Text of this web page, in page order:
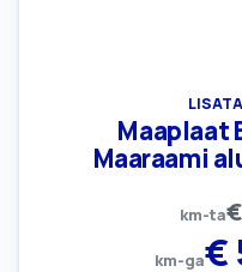
Maaplaat
Maaraami
km-ta€
km-ga€